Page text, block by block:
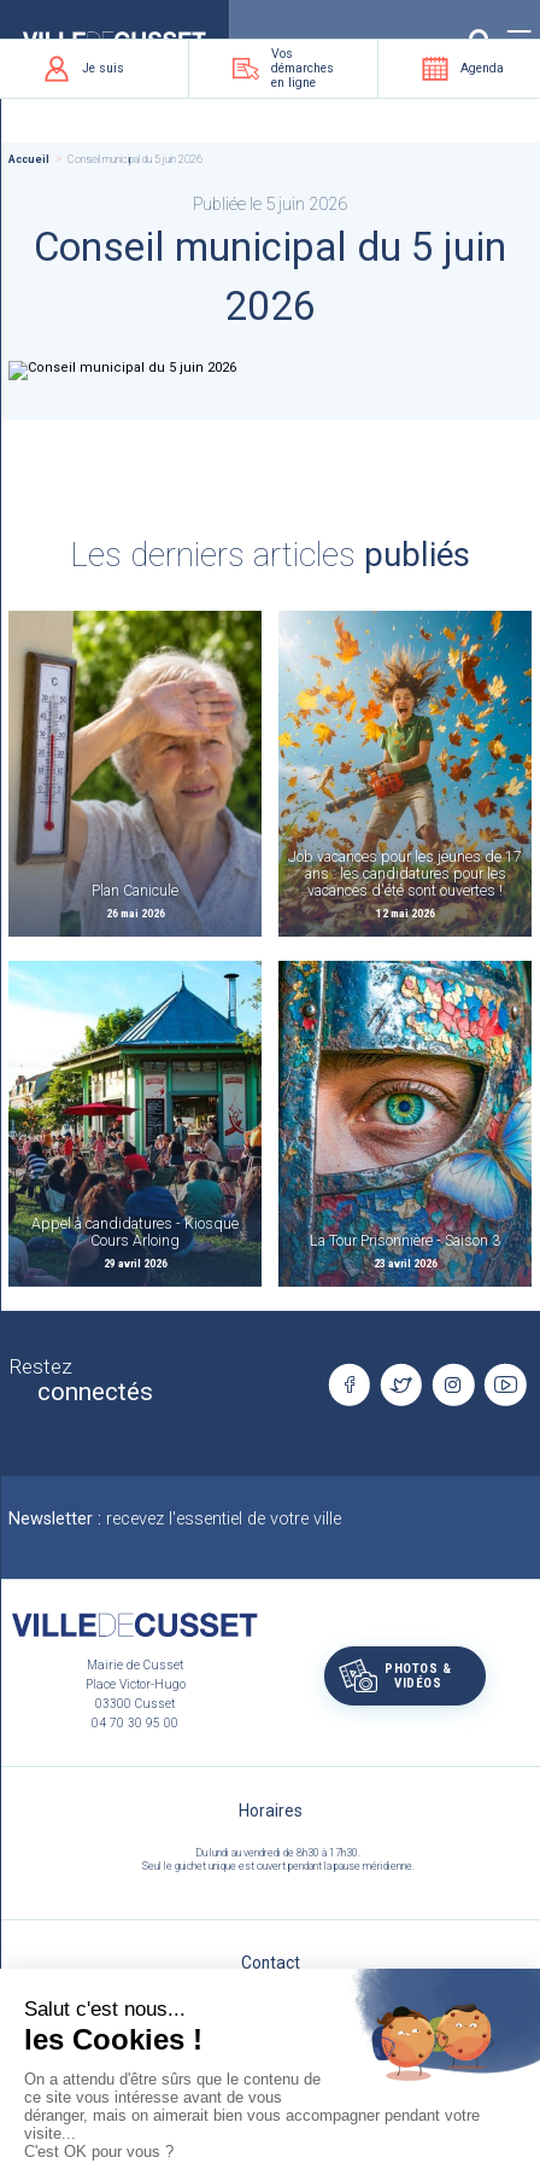
vous
Je suis
Vos
démarches
en ligne
Agenda
Accueil Conseil municipal du 5 juin 2026
Publiée le 5 juin 2026
Conseil municipal du 5 juin
2026
Les derniers articles publiés
Plan Canicule
26 mai 2026
Job vacances pour les jeunes de 17
ans : les candidatures pour les
vacances d'été sont ouvertes !
12 mai 2026
Appel à candidatures - Kiosque
Cours Arloing
29 avril 2026
La Tour Prisonnière - Saison 3
23 avril 2026
Restez
connectés
Newsletter : recevez l'essentiel de votre ville
Mairie de Cusset
Place Victor-Hugo
03300 Cusset
04 70 30 95 00
PHOTOS &
VIDÉOS
Horaires
Du lundi au vendredi de 8h30 à 17h30.
Seul le guichet unique est ouvert pendant la pause méridienne.
Contact